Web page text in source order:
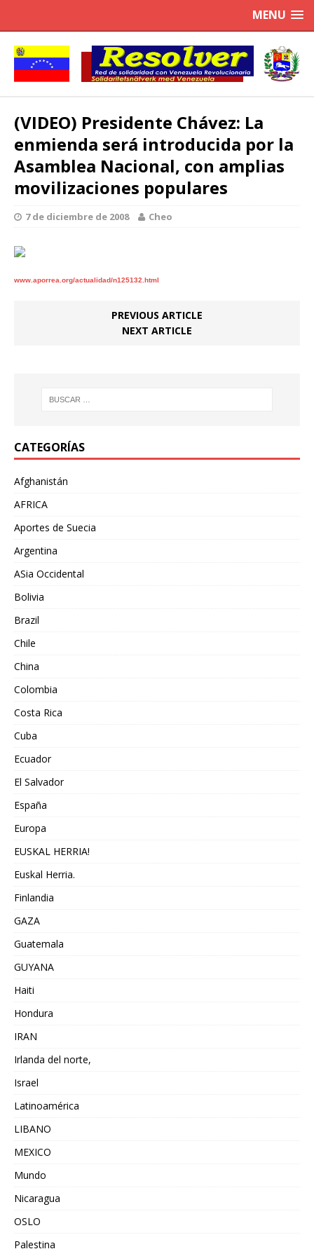
MENU
(VIDEO) Presidente Chávez: La
enmienda será introducida por la
Asamblea Nacional, con amplias
movilizaciones populares
7 de diciembre de 2008 Cheo
www.aporrea.org/actualidad/n125132.html
PREVIOUS ARTICLE
NEXT ARTICLE
CATEGORÍAS
Afghanistán
AFRICA
Aportes de Suecia
Argentina
ASia Occidental
Bolivia
Brazil
Chile
China
Colombia
Costa Rica
Cuba
Ecuador
El Salvador
España
Europa
EUSKAL HERRIA!
Euskal Herria.
Finlandia
GAZA
Guatemala
GUYANA
Haiti
Hondura
IRAN
Irlanda del norte,
Israel
Latinoamérica
LIBANO
MEXICO
Mundo
Nicaragua
OSLO
Palestina